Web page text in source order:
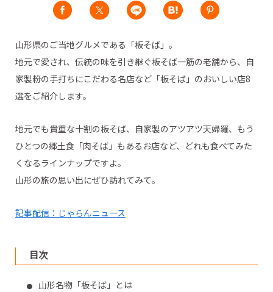
山形県のご当地グルメである「板そば」。
地元で愛され、伝統の味を引き継ぐ板そば一筋の老舗から、自
家製粉の手打ちにこだわる名店など「板そば」のおいしい店8
選をご紹介します。
地元でも貴重な十割の板そば、自家製のアツアツ天婦羅、もう
ひとつの郷土食「肉そば」もあるお店など、どれも食べてみた
くなるラインナップですよ。
山形の旅の思い出にぜひ訪れてみて。
記事配信：じゃらんニュース
目次
山形名物「板そば」とは